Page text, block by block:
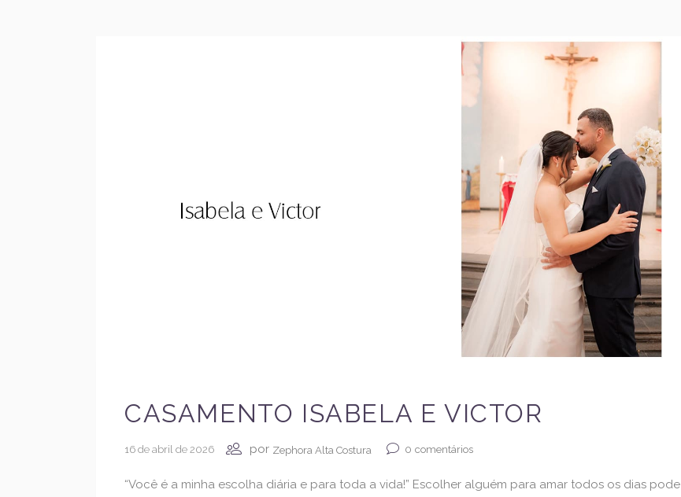
CASAMENTO ISABELA E VICTOR
16 de abril de 2026 por Zephora Alta Costura 0 comentários
“Você é a minha escolha diária e para toda a vida!” Escolher alguém para amar todos os dias pode